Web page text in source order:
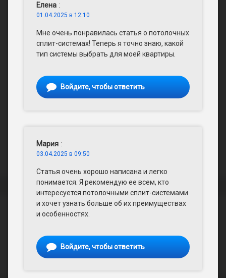
Елена :
01.04.2025 в 12:10
Мне очень понравилась статья о потолочных
сплит-системах! Теперь я точно знаю, какой
тип системы выбрать для моей квартиры.
Войдите, чтобы ответить
Мария :
03.04.2025 в 09:50
Статья очень хорошо написана и легко
понимается. Я рекомендую ее всем, кто
интересуется потолочными сплит-системами
и хочет узнать больше об их преимуществах
и особенностях.
Войдите, чтобы ответить